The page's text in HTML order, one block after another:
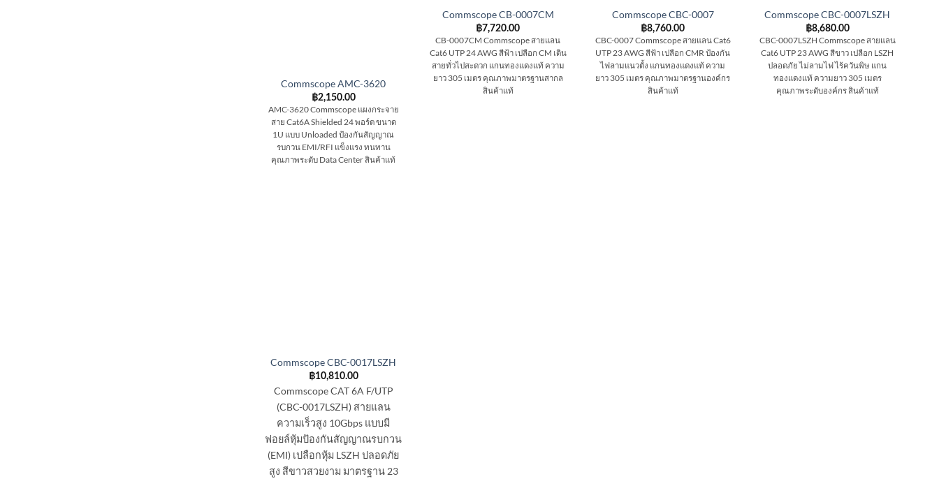
Commscope AMC-3620
฿2,150.00
AMC-3620 Commscope แผงกระจาย
สาย Cat6A Shielded 24 พอร์ต ขนาด
1U แบบ Unloaded ป้องกันสัญญาณ
รบกวน EMI/RFI แข็งแรง ทนทาน
คุณภาพระดับ Data Center สินค้าแท้
Commscope CB-0007CM
฿7,720.00
CB-0007CM Commscope สายแลน
Cat6 UTP 24 AWG สีฟ้า เปลือก CM เดิน
สายทั่วไปสะดวก แกนทองแดงแท้ ความ
ยาว 305 เมตร คุณภาพมาตรฐานสากล
สินค้าแท้
Commscope CBC-0007
฿8,760.00
CBC-0007 Commscope สายแลน Cat6
UTP 23 AWG สีฟ้า เปลือก CMR ป้องกัน
ไฟลามแนวตั้ง แกนทองแดงแท้ ความ
ยาว 305 เมตร คุณภาพมาตรฐานองค์กร
สินค้าแท้
Commscope CBC-0007LSZH
฿8,680.00
CBC-0007LSZH Commscope สายแลน
Cat6 UTP 23 AWG สีขาว เปลือก LSZH
ปลอดภัย ไม่ลามไฟ ไร้ควันพิษ แกน
ทองแดงแท้ ความยาว 305 เมตร
คุณภาพระดับองค์กร สินค้าแท้
Commscope CBC-0017LSZH
฿10,810.00
Commscope CAT 6A F/UTP
(CBC-0017LSZH) สายแลน
ความเร็วสูง 10Gbps แบบมี
ฟอยล์หุ้มป้องกันสัญญาณรบกวน
(EMI) เปลือกหุ้ม LSZH ปลอดภัย
สูง สีขาวสวยงาม มาตรฐาน 23